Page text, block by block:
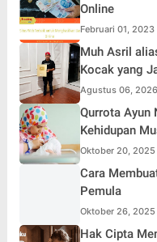
Online
Februari 01, 2023
Muh Asril
Kocak yang
Jadi Hiburan
Agustus 06, 2026
Qurrota Ayun
Kehidupan
Oktober 20, 2025
Cara
Pemula
Oktober 26, 2025
Hak Cipta